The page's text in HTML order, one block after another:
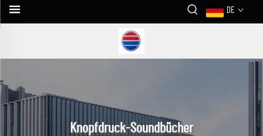
DE
Knopfdruck-Soundbücher